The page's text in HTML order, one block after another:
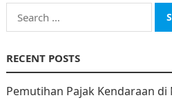
Search
for:
RECENT POSTS
Pemutihan Pajak Kendaraan di